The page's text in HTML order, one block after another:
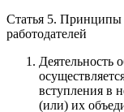
Статья 5. Принципы
работодателей
Деятельность
вступления в
(или) их